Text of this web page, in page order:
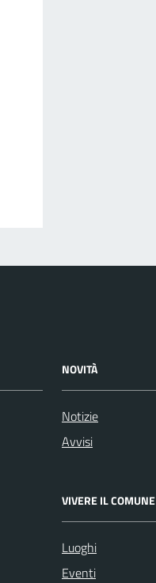
NOVITÀ
Notizie
Avvisi
VIVERE IL COMUNE
Luoghi
Eventi